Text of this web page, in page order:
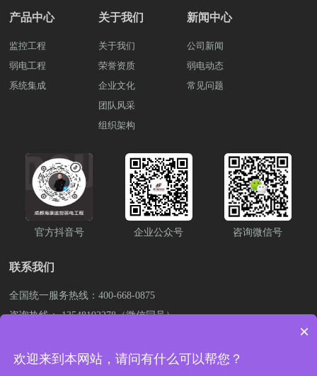
产品中心
监控工程
弱电工程
系统集成
关于我们
关于我们
荣誉资质
企业文化
团队风采
组织架构
新闻中心
公司新闻
弱电动态
常见问题
官方抖音号 企业公众号 咨询微信号
联系我们
全国统一服务热线：400-668-0875
咨询热线： 13548192278（微信同号）
公司总部：成都市成华区成致路50号银龙国际11栋1706号
×
欢迎来到本网站，请问有什么可以帮您？